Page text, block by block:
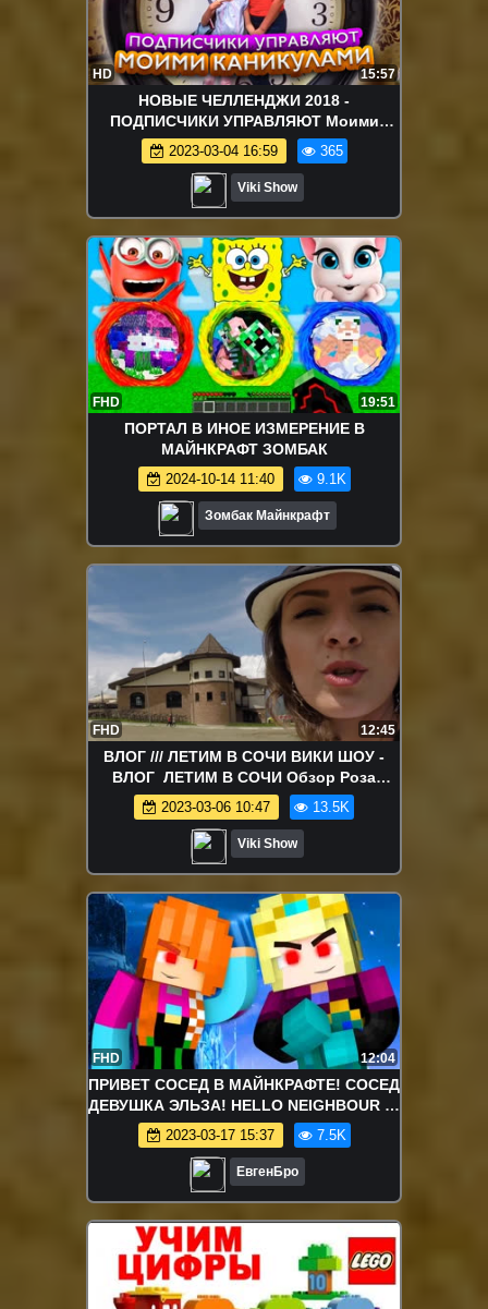
HD 15:57
НОВЫЕ ЧЕЛЛЕНДЖИ 2018 -
ПОДПИСЧИКИ УПРАВЛЯЮТ Моими
КАНИКУЛАМИ в Москве Записали
Новую Песню Влог / Вики Шоу
2023-03-04 16:59 365
Viki Show
FHD 19:51
ПОРТАЛ В ИНОЕ ИЗМЕРЕНИЕ В
МАЙНКРАФТ ЗОМБАК
2024-10-14 11:40 9.1K
Зомбак Майнкрафт
FHD 12:45
ВЛОГ /// ЛЕТИМ В СОЧИ ВИКИ ШОУ -
ВЛОГ ЛЕТИМ В СОЧИ Обзор Роза
Хутор Красная Поляна Sochi Vlog / Вики
Шоу
2023-03-06 10:47 13.5K
Viki Show
FHD 12:04
ПРИВЕТ СОСЕД В МАЙНКРАФТЕ! СОСЕД
ДЕВУШКА ЭЛЬЗА! HELLO NEIGHBOUR IN
MINECRAFT ROLEPLAY
2023-03-17 15:37 7.5K
ЕвгенБро